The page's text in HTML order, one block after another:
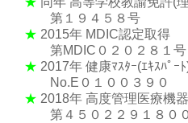
第１９４５８号
★ 2015年 MDIC認定取得
第MDIC０２０２８１号
★ 2017年 健康ﾏｽﾀｰ(ｴｷｽﾊﾟｰ
No.E０１００３９０
★ 2018年 高度管理医療機
第４５０２２９１８０